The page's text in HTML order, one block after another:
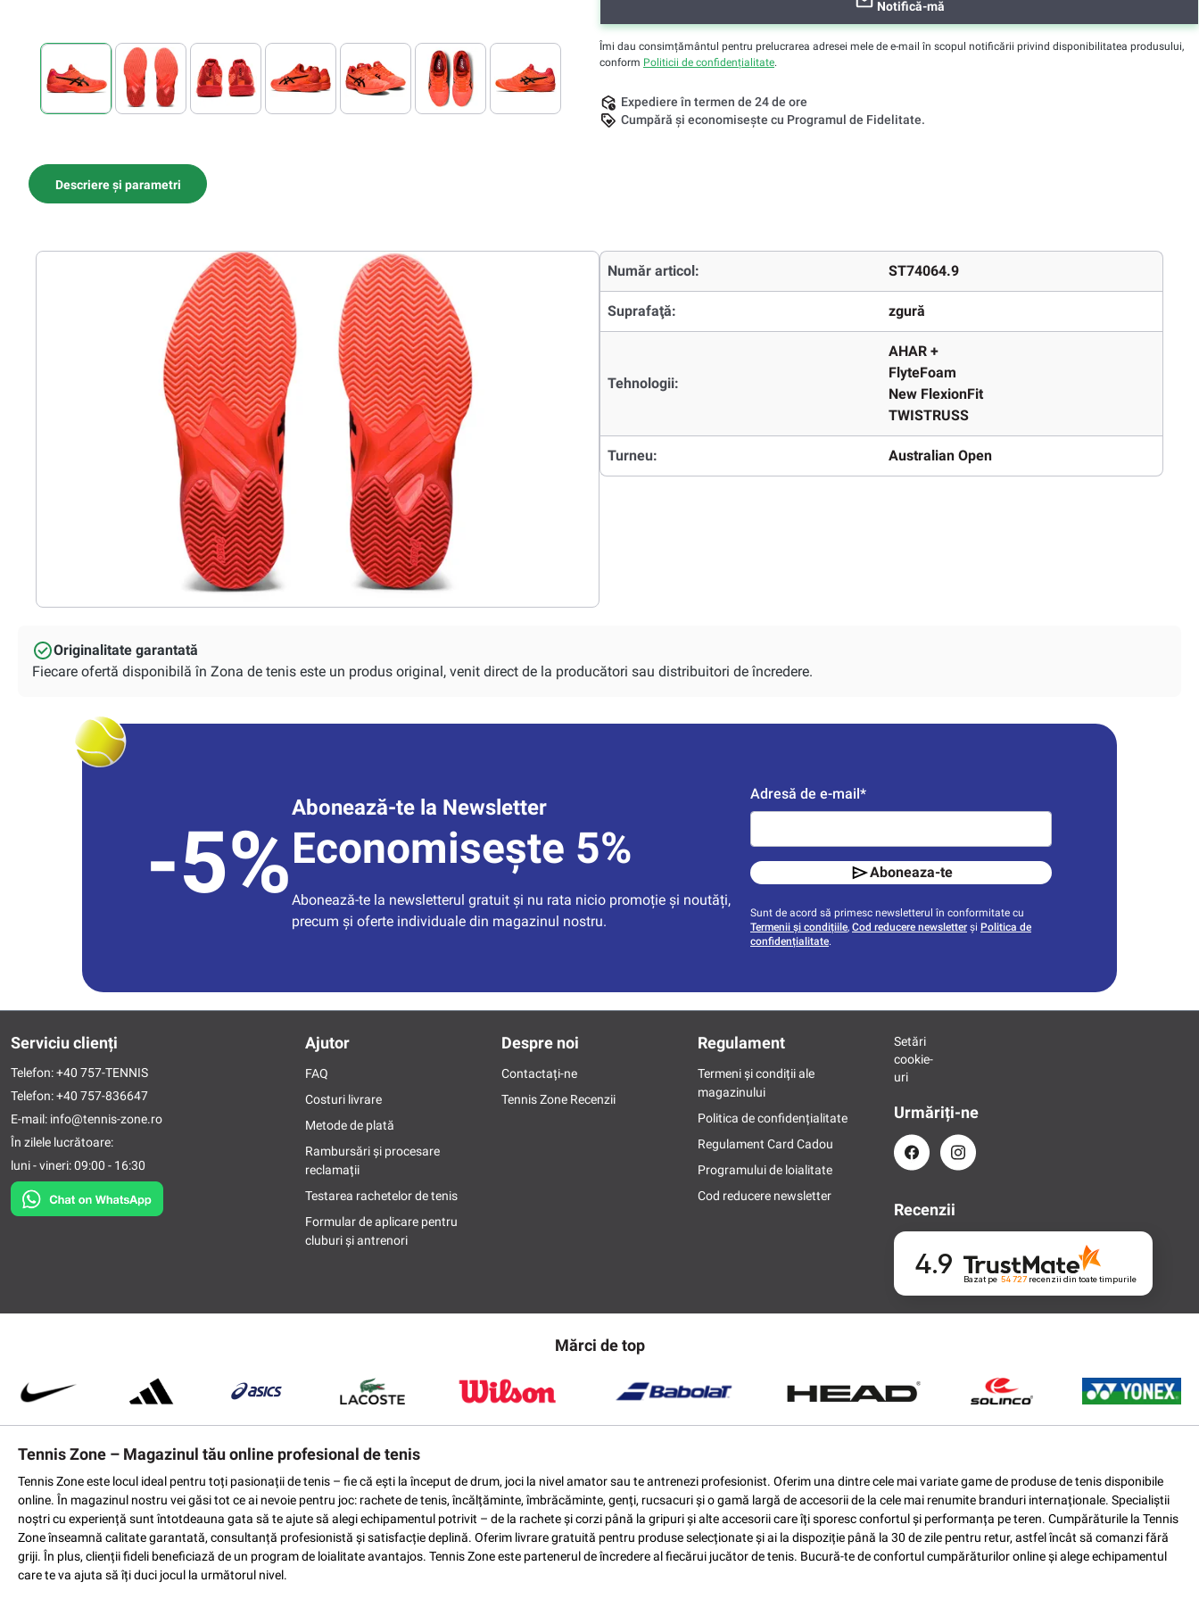
Notifică-mă
Îmi dau consimțământul pentru prelucrarea adresei mele de e-mail în scopul notificării privind disponibilitatea produsului,
conform Politicii de confidențialitate.
Expediere în termen de 24 de ore
Cumpără și economisește cu Programul de Fidelitate.
Descriere și parametri
Număr articol: ST74064.9
Suprafaţă: zgură
Tehnologii:
AHAR +
FlyteFoam
New FlexionFit
TWISTRUSS
Turneu: Australian Open
Originalitate garantată
Fiecare ofertă disponibilă în Zona de tenis este un produs original, venit direct de la producători sau distribuitori de încredere.
-5%
Abonează-te la Newsletter
Economisește 5%
Abonează-te la newsletterul gratuit și nu rata nicio promoție și noutăți,
precum și oferte individuale din magazinul nostru.
Adresă de e-mail*
Aboneaza-te
Sunt de acord să primesc newsletterul în conformitate cu
Termenii și condițiile, Cod reducere newsletter și Politica de
confidențialitate.
Serviciu clienți
Telefon:+40 757-TENNIS
Telefon:+40 757-836647
E-mail: info@tennis-zone.ro
În zilele lucrătoare:
luni - vineri: 09:00 - 16:30
Ajutor
FAQ
Costuri livrare
Metode de plată
Rambursări și procesare
reclamații
Testarea rachetelor de tenis
Formular de aplicare pentru
cluburi și antrenori
Despre noi
Contactați-ne
Tennis Zone Recenzii
Regulament
Termeni și condiții ale
magazinului
Politica de confidențialitate
Regulament Card Cadou
Programului de loialitate
Cod reducere newsletter
Setări
cookie-
uri
Urmăriți-ne
Recenzii
4.9 Bazat pe 54 727recenzii din toate timpurile
Mărci de top
Tennis Zone – Magazinul tău online profesional de tenis
Tennis Zone este locul ideal pentru toți pasionații de tenis – fie că ești la început de drum, joci la nivel amator sau te antrenezi profesionist. Oferim una dintre cele mai variate game de produse de tenis disponibile
online. În magazinul nostru vei găsi tot ce ai nevoie pentru joc: rachete de tenis, încălțăminte, îmbrăcăminte, genți, rucsacuri și o gamă largă de accesorii de la cele mai renumite branduri internaționale. Specialiștii
noștri cu experiență sunt întotdeauna gata să te ajute să alegi echipamentul potrivit – de la rachete și corzi până la gripuri și alte accesorii care îți sporesc confortul și performanța pe teren. Cumpărăturile la Tennis
Zone înseamnă calitate garantată, consultanță profesionistă și satisfacție deplină. Oferim livrare gratuită pentru produse selecționate și ai la dispoziție până la 30 de zile pentru retur, astfel încât să comanzi fără
griji. În plus, clienții fideli beneficiază de un program de loialitate avantajos. Tennis Zone este partenerul de încredere al fiecărui jucător de tenis. Bucură-te de confortul cumpărăturilor online și alege echipamentul
care te va ajuta să îți duci jocul la următorul nivel.